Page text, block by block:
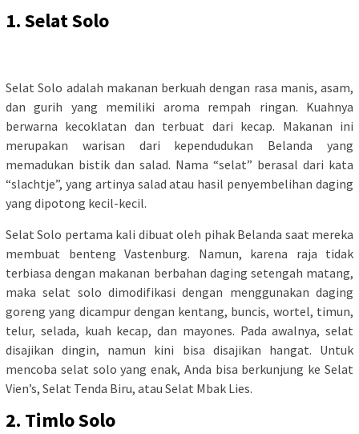
1. Selat Solo
Selat Solo adalah makanan berkuah dengan rasa manis, asam,
dan gurih yang memiliki aroma rempah ringan. Kuahnya
berwarna kecoklatan dan terbuat dari kecap. Makanan ini
merupakan warisan dari kependudukan Belanda yang
memadukan bistik dan salad. Nama “selat” berasal dari kata
“slachtje”, yang artinya salad atau hasil penyembelihan daging
yang dipotong kecil-kecil.
Selat Solo pertama kali dibuat oleh pihak Belanda saat mereka
membuat benteng Vastenburg. Namun, karena raja tidak
terbiasa dengan makanan berbahan daging setengah matang,
maka selat solo dimodifikasi dengan menggunakan daging
goreng yang dicampur dengan kentang, buncis, wortel, timun,
telur, selada, kuah kecap, dan mayones. Pada awalnya, selat
disajikan dingin, namun kini bisa disajikan hangat. Untuk
mencoba selat solo yang enak, Anda bisa berkunjung ke Selat
Vien’s, Selat Tenda Biru, atau Selat Mbak Lies.
2. Timlo Solo